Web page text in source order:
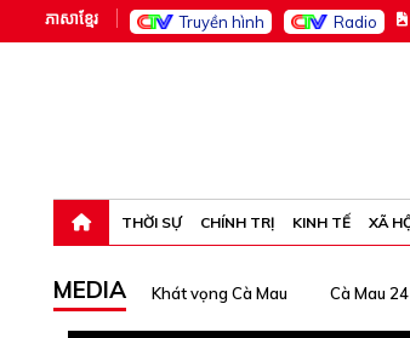
ភាសាខ្មែរ Truyền hình Radio
THỜI SỰ CHÍNH TRỊ KINH TẾ XÃ
MEDIA Khát vọng Cà Mau Cà Mau